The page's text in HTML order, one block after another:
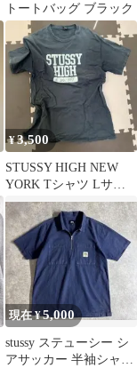
トートバッグ ブラック
¥3,500
STUSSY HIGH NEW
YORK Tシャツ Lサイ
ズ
現在 ¥5,000
stussy ステューシー シ
アサッカー 半袖シャツ